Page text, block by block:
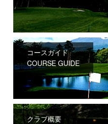
コースガイド
COURSE GUIDE
クラブ概要